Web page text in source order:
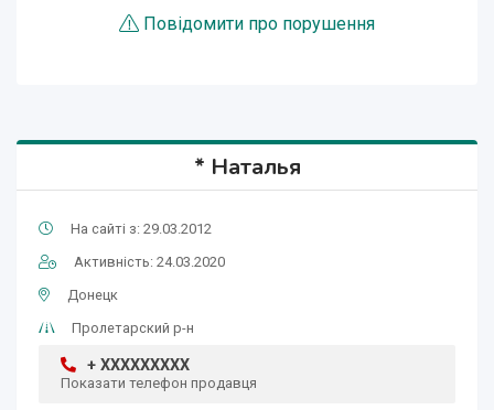
Повідомити про порушення
* Наталья
На сайті з: 29.03.2012
Активність: 24.03.2020
Донецк
Пролетарский р-н
+ XXXXXXXXX
Показати телефон продавця